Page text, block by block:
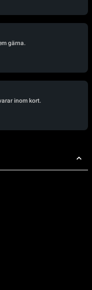
gärna.
inom kort.